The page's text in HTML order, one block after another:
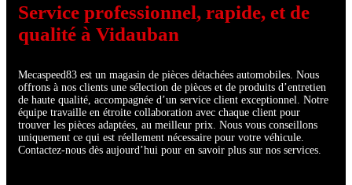
Service professionnel, rapide, et de
qualité à Vidauban
Mecaspeed83 est un magasin de pièces détachées automobiles. Nous
offrons à nos clients une sélection de pièces et de produits d’entretien
de haute qualité, accompagnée d’un service client exceptionnel. Notre
équipe travaille en étroite collaboration avec chaque client pour
trouver les pièces adaptées, au meilleur prix. Nous vous conseillons
uniquement ce qui est réellement nécessaire pour votre véhicule.
Contactez-nous dès aujourd’hui pour en savoir plus sur nos services.